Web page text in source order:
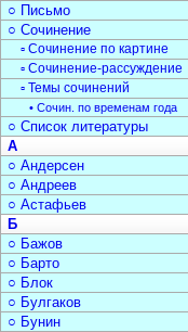
○ Письмо
○ Сочинение
▫ Сочинение по картине
▫ Сочинение-рассуждение
▫ Темы сочинений
• Сочин. по временам года
○ Список литературы
А
○ Андерсен
○ Андреев
○ Астафьев
Б
○ Бажов
○ Барто
○ Блок
○ Булгаков
○ Бунин